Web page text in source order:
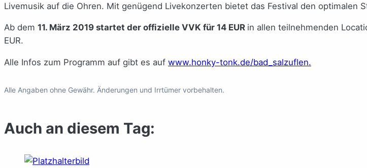
Livemusik auf die Ohren. Mit genügend Livekonzerten bietet das Festival den optimalen
Ab dem 11. März 2019 startet der offizielle VVK für 14 EUR in allen teilnehmenden
EUR.
Alle Infos zum Programm auf gibt es auf www.honky-tonk.de/bad_salzuflen.
Alle Angaben ohne Gewähr. Änderungen und Irrtümer vorbehalten.
Auch an diesem Tag: